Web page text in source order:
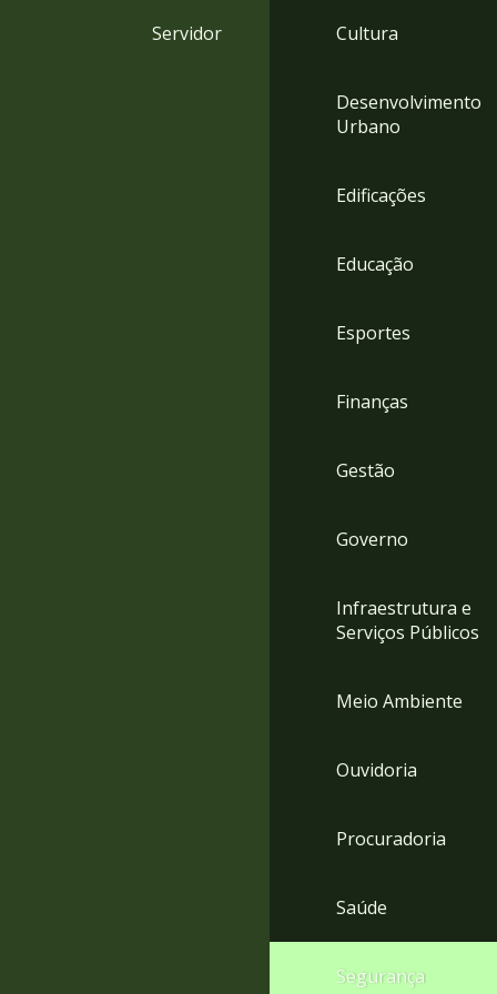
Servidor Cultura
Desenvolvimento
Urbano
Edificações
Educação
Esportes
Finanças
Gestão
Governo
Infraestrutura e
Serviços Públicos
Meio Ambiente
Ouvidoria
Procuradoria
Saúde
Segurança